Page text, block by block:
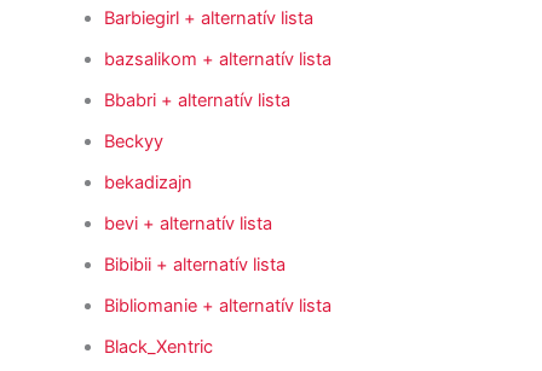
Barbiegirl + alternatív lista
bazsalikom + alternatív lista
Bbabri + alternatív lista
Beckyy
bekadizajn
bevi + alternatív lista
Bibibii + alternatív lista
Bibliomanie + alternatív lista
Black_Xentric